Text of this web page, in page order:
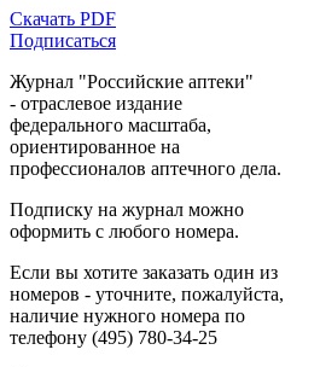
Скачать PDF
Подписаться
Журнал "Российские аптеки"
- отраслевое издание
федерального масштаба,
ориентированное на
профессионалов аптечного дела.
Подписку на журнал можно
оформить с любого номера.
Если вы хотите заказать один из
номеров - уточните, пожалуйста,
наличие нужного номера по
телефону (495) 780-34-25